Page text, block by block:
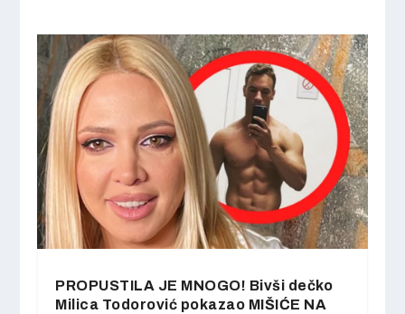
PROPUSTILA JE MNOGO! Bivši dečko
Milica Todorović pokazao MIŠIĆE NA